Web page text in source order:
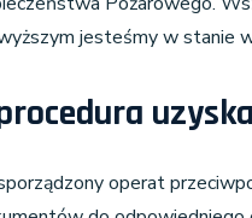
jesteśmy w stanie
operat